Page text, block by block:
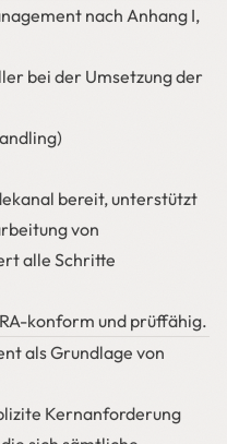
nach Anhang I,
bei der Umsetzung der
bereit, unterstützt
von
alle Schritte
konform und prüffähig.
als Grundlage von
Kernanforderung